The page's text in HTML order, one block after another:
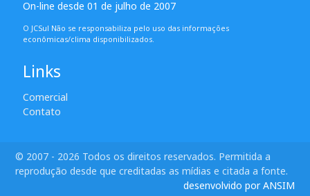
On-line desde 01 de julho de 2007
O JCSul Não se responsabiliza pelo uso das informações
econômicas/clima disponibilizados.
Links
Comercial
Contato
© 2007 - 2026 Todos os direitos reservados. Permitida a
reprodução desde que creditadas as mídias e citada a fonte.
desenvolvido por ANSIM